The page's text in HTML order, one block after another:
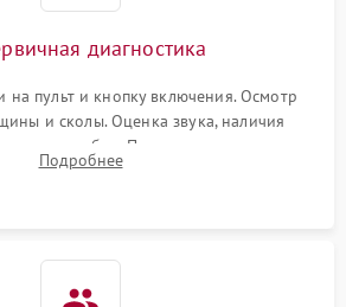
диагностика
на пульт и кнопку включения. Осмотр
и сколы. Оценка звука, наличия
ошибок. Подключение тестовых
для выявления симптомов поломки.
Подробнее